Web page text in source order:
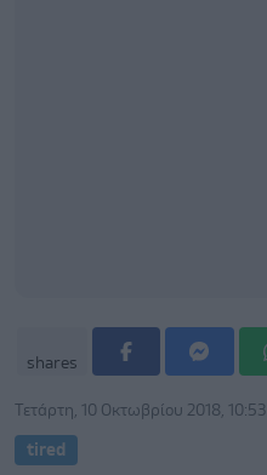
shares
Τετάρτη, 10 Οκτωβρίου 2018, 10:53
tired